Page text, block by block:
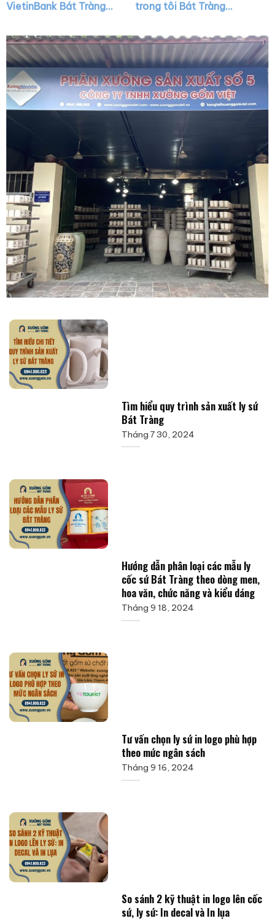
VietinBank Bát Tràng
trong tôi Bát Tràng
Tìm hiểu quy trình sản xuất ly sứ
Bát Tràng
Tháng 7 30, 2024
Hướng dẫn phân loại các mẫu ly
cốc sứ Bát Tràng theo dòng men,
hoa văn, chức năng và kiểu dáng
Tháng 9 18, 2024
Tư vấn chọn ly sứ in logo phù hợp
theo mức ngân sách
Tháng 9 16, 2024
So sánh 2 kỹ thuật in logo lên cốc
sứ, ly sứ: In decal và In lụa